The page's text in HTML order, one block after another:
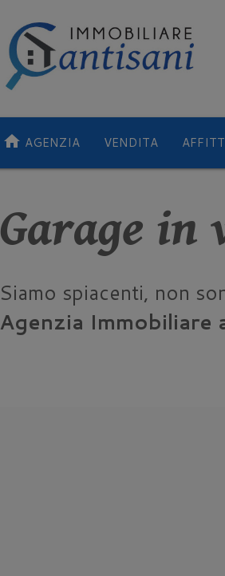
home AGENZIA VENDITA
Garage in
Siamo spiacenti, non
Agenzia Immobiliare